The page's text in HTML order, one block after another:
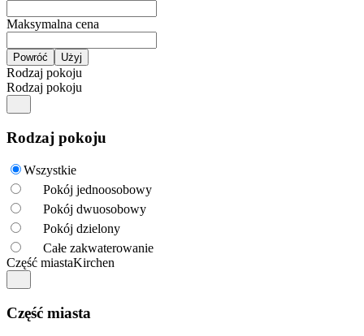
Maksymalna cena
Rodzaj pokoju
Rodzaj pokoju
Rodzaj pokoju
Wszystkie
Pokój jednoosobowy
Pokój dwuosobowy
Pokój dzielony
Całe zakwaterowanie
Część miastaKirchen
Część miasta